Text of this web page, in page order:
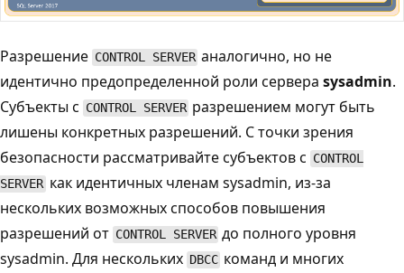
Разрешение CONTROL SERVER аналогично, но не
идентично предопределенной роли сервера sysadmin.
Субъекты с CONTROL SERVER разрешением могут быть
лишены конкретных разрешений. С точки зрения
безопасности рассматривайте субъектов с CONTROL
SERVER как идентичных членам sysadmin, из-за
нескольких возможных способов повышения
разрешений от CONTROL SERVER до полного уровня
sysadmin. Для нескольких DBCC команд и многих